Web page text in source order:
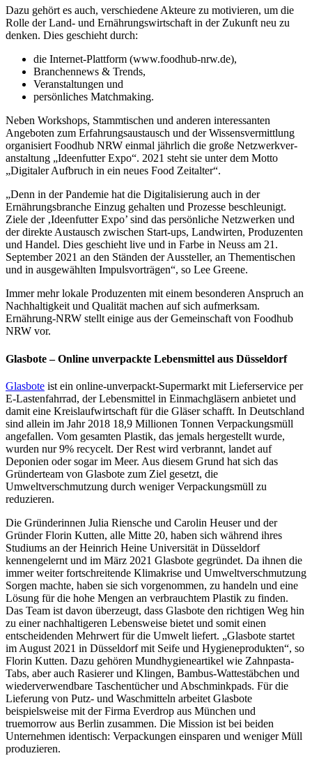
Dazu gehört es auch, verschiedene Akteure zu motivieren, um die
Rolle der Land- und Ernährungswirtschaft in der Zukunft neu zu
denken. Dies geschieht durch:
die Internet-Plattform (www.foodhub-nrw.de),
Branchennews & Trends,
Veranstaltungen und
persönliches Matchmaking.
Neben Workshops, Stammtischen und anderen interessanten
Angeboten zum Erfah­rungsaustausch und der Wissensvermittlung
organisiert Foodhub NRW einmal jährlich die große Netzwerkver­
anstaltung „Ideenfutter Expo“. 2021 steht sie unter dem Motto
„Digitaler Aufbruch in ein neues Food Zeitalter“.
„Denn in der Pandemie hat die Digitalisierung auch in der
Ernährungsbranche Einzug gehalten und Prozesse beschleunigt.
Ziele der ‚Ideenfutter Expo’ sind das persönliche Netzwerken und
der direkte Austausch zwischen Start-ups, Landwirten, Produzenten
und Handel. Dies geschieht live und in Farbe in Neuss am 21.
September 2021 an den Ständen der Aussteller, an Thementischen
und in ausgewählten Impulsvorträgen“, so Lee Greene.
Immer mehr lokale Produzenten mit einem besonderen Anspruch an
Nachhaltigkeit und Qualität machen auf sich aufmerksam.
Ernährung-NRW stellt einige aus der Gemein­schaft von Foodhub
NRW vor.
Glasbote – Online unverpackte Lebensmittel aus Düsseldorf
Glasbote ist ein online-unverpackt-Supermarkt mit Lieferservice per
E-Lastenfahrrad, der Lebensmittel in Einmachgläsern anbietet und
damit eine Kreislaufwirtschaft für die Gläser schafft. In Deutschland
sind allein im Jahr 2018 18,9 Millionen Tonnen Verpackungsmüll
angefallen. Vom gesamten Plastik, das jemals hergestellt wurde,
wurden nur 9% recycelt. Der Rest wird verbrannt, landet auf
Deponien oder sogar im Meer. Aus diesem Grund hat sich das
Gründerteam von Glasbote zum Ziel gesetzt, die
Umweltverschmutzung durch weniger Verpackungsmüll zu
reduzieren.
Die Gründerinnen Julia Riensche und Carolin Heuser und der
Gründer Florin Kutten, alle Mitte 20, haben sich während ihres
Studiums an der Heinrich Heine Universi­tät in Düsseldorf
kennengelernt und im März 2021 Glasbote gegründet. Da ihnen die
immer weiter fortschreitende Klimakrise und Umweltverschmutzung
Sorgen machte, haben sie sich vorgenommen, zu handeln und eine
Lösung für die hohe Men­gen an verbrauchtem Plastik zu finden.
Das Team ist davon überzeugt, dass Glasbote den richtigen Weg hin
zu einer nachhaltigeren Lebensweise bietet und somit einen
entscheidenden Mehrwert für die Umwelt liefert. „Glasbote startet
im August 2021 in Düsseldorf mit Seife und Hygieneprodukten“, so
Florin Kutten. Dazu gehören Mundhygieneartikel wie Zahnpasta-
Tabs, aber auch Rasierer und Klingen, Bambus-Wattestäbchen und
wiederverwendbare Taschentücher und Abschminkpads. Für die
Lieferung von Putz- und Waschmitteln arbeitet Glasbote
beispielsweise mit der Firma Everdrop aus München und
truemorrow aus Berlin zusammen. Die Mission ist bei beiden
Unternehmen identisch: Verpackun­gen einsparen und weniger Müll
produzieren.